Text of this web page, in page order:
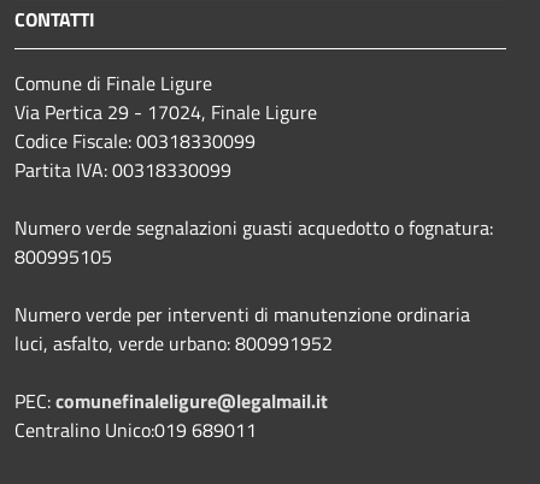
CONTATTI
Comune di Finale Ligure
Via Pertica 29 - 17024, Finale Ligure
Codice Fiscale: 00318330099
Partita IVA: 00318330099
Numero verde segnalazioni guasti acquedotto o fognatura:
800995105
Numero verde per interventi di manutenzione ordinaria
luci, asfalto, verde urbano: 800991952
PEC:comunefinaleligure@legalmail.it
Centralino Unico:019 689011